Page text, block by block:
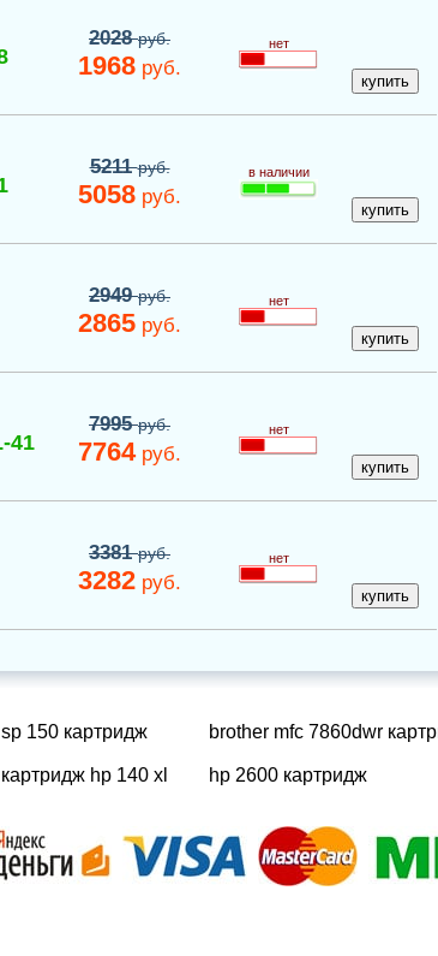
2028руб.
1968 руб.
нет
5211руб.
5058 руб.
в наличии
2949руб.
2865 руб.
нет
41
7995руб.
7764руб.
нет
3381руб.
3282 руб.
нет
sp 150 картридж brother mfc 7860dwr
картридж hp 140 xl hp 2600 картридж